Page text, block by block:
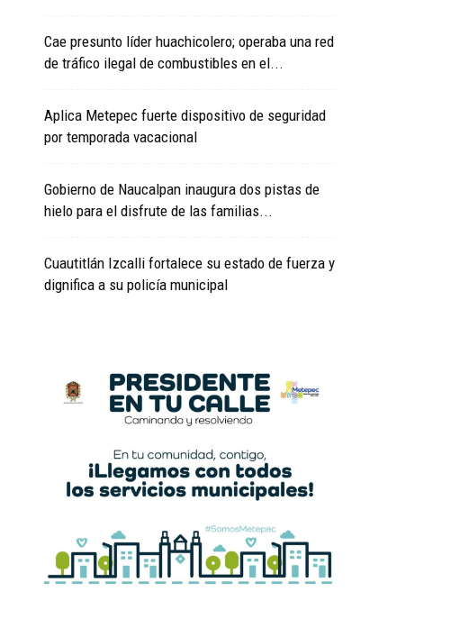
Cae presunto líder huachicolero; operaba una red
de tráfico ilegal de combustibles en el...
Aplica Metepec fuerte dispositivo de seguridad
por temporada vacacional
Gobierno de Naucalpan inaugura dos pistas de
hielo para el disfrute de las familias...
Cuautitlán Izcalli fortalece su estado de fuerza y
dignifica a su policía municipal